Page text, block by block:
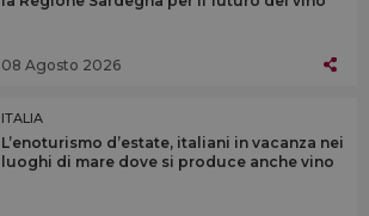
08 Agosto 2026
ITALIA
L’enoturismo d’estate, italiani in vacanza nei
luoghi di mare dove si produce anche vino